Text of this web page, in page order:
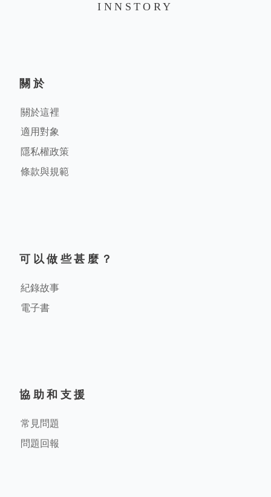
INNSTORY
關於
關於這裡
適用對象
隱私權政策
條款與規範
可以做些甚麼？
紀錄故事
電子書
協助和支援
常見問題
問題回報